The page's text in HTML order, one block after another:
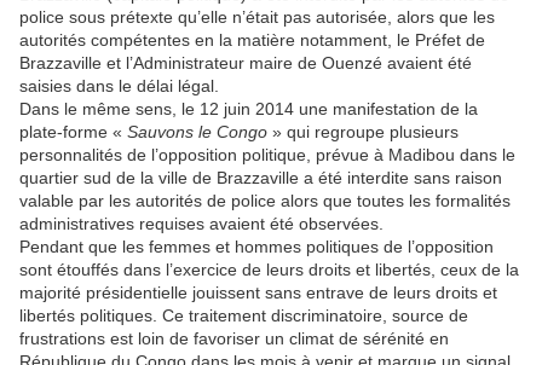
police sous prétexte qu’elle n’était pas autorisée, alors que les
autorités compétentes en la matière notamment, le Préfet de
Brazzaville et l’Administrateur maire de Ouenzé avaient été
saisies dans le délai légal.
Dans le même sens, le 12 juin 2014 une manifestation de la
plate-forme « Sauvons le Congo » qui regroupe plusieurs
personnalités de l’opposition politique, prévue à Madibou dans le
quartier sud de la ville de Brazzaville a été interdite sans raison
valable par les autorités de police alors que toutes les formalités
administratives requises avaient été observées.
Pendant que les femmes et hommes politiques de l’opposition
sont étouffés dans l’exercice de leurs droits et libertés, ceux de la
majorité présidentielle jouissent sans entrave de leurs droits et
libertés politiques. Ce traitement discriminatoire, source de
frustrations est loin de favoriser un climat de sérénité en